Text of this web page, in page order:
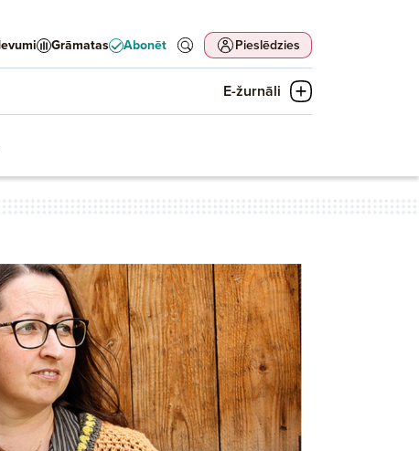
Grāmatas Abonēt Pieslēdzies
E-žurnāli